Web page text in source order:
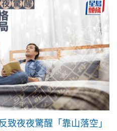
致夜夜驚醒「靠山落空」